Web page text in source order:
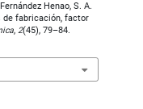
Henao, S. A.
fabricación, factor
,2(45), 79–84.